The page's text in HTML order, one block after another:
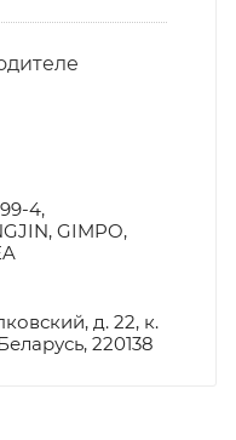
4,
GIMPO,
д. 22, к.
220138